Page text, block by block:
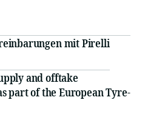
mit Pirelli
and offtake
part of the European Tyre-